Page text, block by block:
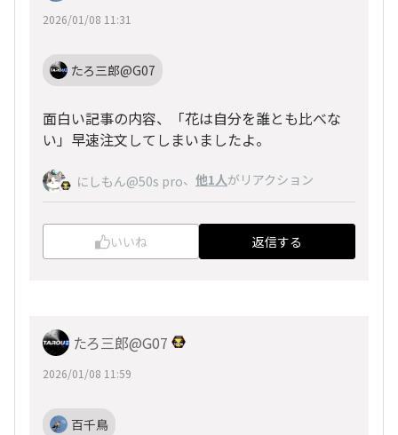
2026/01/08 11:31
たろ三郎@G07
面白い記事の内容、「花は自分を誰とも比べな
い」早速注文してしまいましたよ。
にしもん@50s pro、 他1人がリアクション
いいね 返信する
たろ三郎@G07
2026/01/08 11:59
百千鳥